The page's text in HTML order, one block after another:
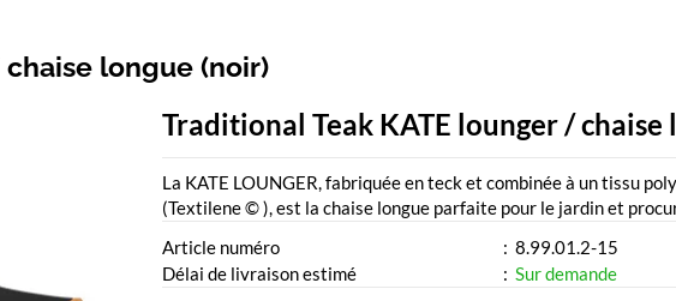
longue (noir)
Traditional Teak KATE lounger / chaise
La KATE LOUNGER, fabriquée en teck et combinée à un tissu
(Textilene © ), est la chaise longue parfaite pour le jardin et
Article numéro
: 8.99.01.2-15
Délai de livraison estimé
: Sur demande